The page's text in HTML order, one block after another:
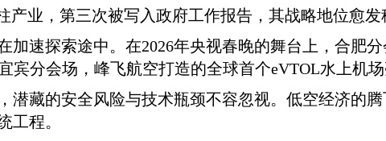
业，第三次被写入政府工作报告，其战略地位愈发
速探索途中。在2026年央视春晚的舞台上，合肥
分会场，峰飞航空打造的全球首个eVTOL水上机场
潜藏的安全风险与技术瓶颈不容忽视。低空经济的
工程。